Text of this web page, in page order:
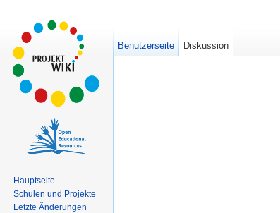
Benutzerseite Diskussion
Hauptseite
Schulen und Projekte
Letzte Änderungen